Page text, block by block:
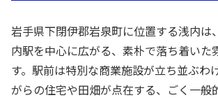
岩手県下閉伊郡岩泉町に位置する浅内は
内駅を中心に広がる、素朴で落ち着いた
す。駅前は特別な商業施設が立ち並ぶわ
がらの住宅や田畑が点在する、ごく一般